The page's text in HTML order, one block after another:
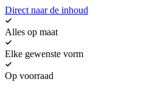
Direct naar de inhoud
Alles op maat
Elke gewenste vorm
Op voorraad